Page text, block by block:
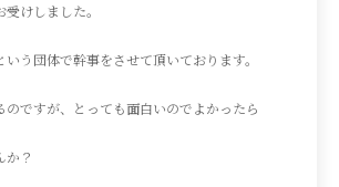
けしました。
いう団体で幹事をさせて頂いております。
のですが、とっても面白いのでよかったら
か？